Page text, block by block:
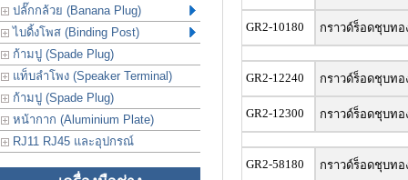
ปลั๊กกล้วย (Banana Plug)
ไบดิ้งโพส (Binding Post)
ก้ามปู (Spade Plug)
แท็บลำโพง (Speaker Terminal)
ก้ามปู (Spade Plug)
หน้ากาก (Aluminium Plate)
RJ11 RJ45 และอุปกรณ์
GR2-10180 กราวด์ร็อดชุบทอ
GR2-12240 กราวด์ร็อดชุบทอ
GR2-12300 กราวด์ร็อดชุบทอ
GR2-58180 กราวด์ร็อดชุบทอ